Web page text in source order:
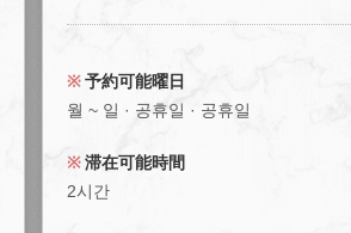
予約可能曜日
월 ~ 일 · 공휴일 · 공휴일
滞在可能時間
2시간
https://acecafe.owst.jp/courses/63724379